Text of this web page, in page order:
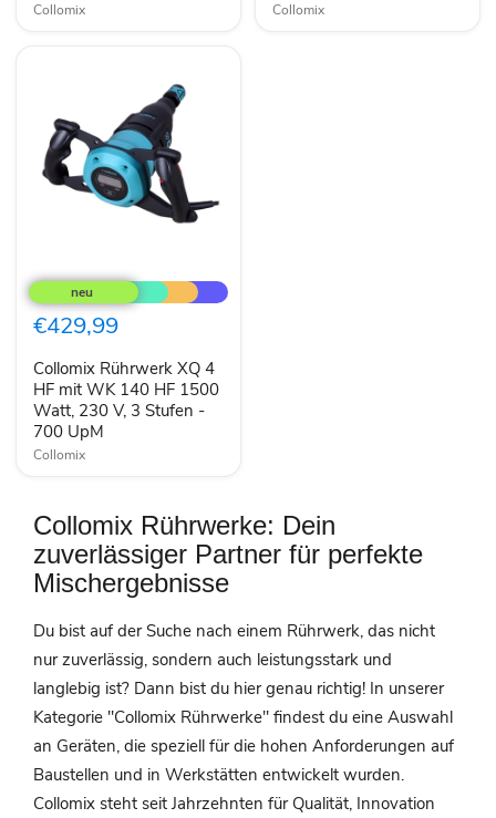
Collomix Collomix
Rührwerk
XQ
4
HF
WK
140
HF
1500
Watt,
230
Stufen
700
UpM
€429,99
Collomix Rührwerk XQ 4
HF mit WK 140 HF 1500
Watt, 230 V, 3 Stufen -
700 UpM
Collomix
Collomix Rührwerke: Dein
zuverlässiger Partner für perfekte
Mischergebnisse
Du bist auf der Suche nach einem Rührwerk, das nicht
nur zuverlässig, sondern auch leistungsstark und
langlebig ist? Dann bist du hier genau richtig! In unserer
Kategorie "Collomix Rührwerke" findest du eine Auswahl
an Geräten, die speziell für die hohen Anforderungen auf
Baustellen und in Werkstätten entwickelt wurden.
Collomix steht seit Jahrzehnten für Qualität, Innovation